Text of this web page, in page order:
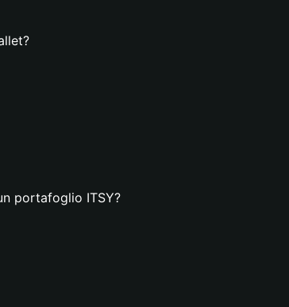
portafoglio ITSY?